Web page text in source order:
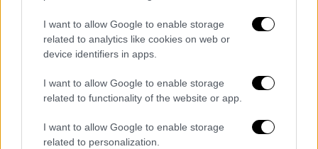
I want to allow Google to enable storage
related to analytics like cookies on web or
device identifiers in apps.
I want to allow Google to enable storage
related to functionality of the website or app.
I want to allow Google to enable storage
related to personalization.
Τα σχολιά σας δημοσιεύονται άμεσα με δική σας ευθύνη. Το
ΕΘΝΟΣ θα παρεμβαίνει και τα προσβλητικά σχόλια θα
διαγράφονται